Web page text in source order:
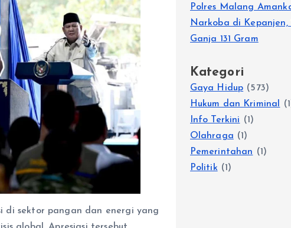
di sektor pangan dan energi yang
Polres Malang
Narkoba di
Ganja 131 Gram
Kategori
Gaya Hidup (573)
Hukum dan Kriminal
Info Terkini (1)
Olahraga (1)
Pemerintahan (1)
Politik (1)